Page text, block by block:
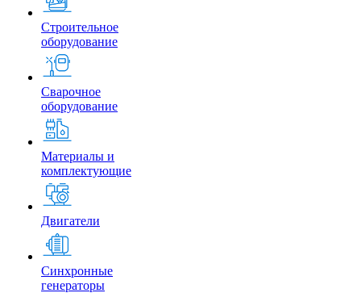
Строительное
оборудование
Сварочное
оборудование
Материалы и
комплектующие
Двигатели
Синхронные
генераторы